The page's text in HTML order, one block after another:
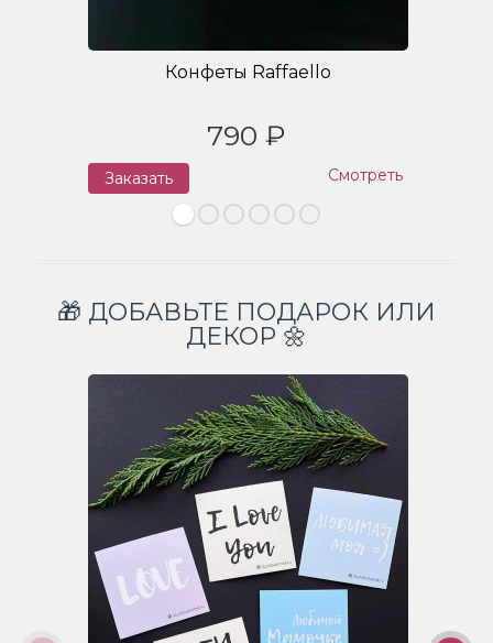
Конфеты Raffaello
790 ₽
Заказать Смотреть
🎁 ДОБАВЬТЕ ПОДАРОК ИЛИ
ДЕКОР 🌼